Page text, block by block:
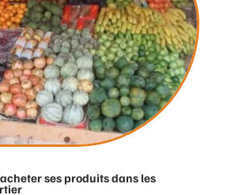
ses produits dans les